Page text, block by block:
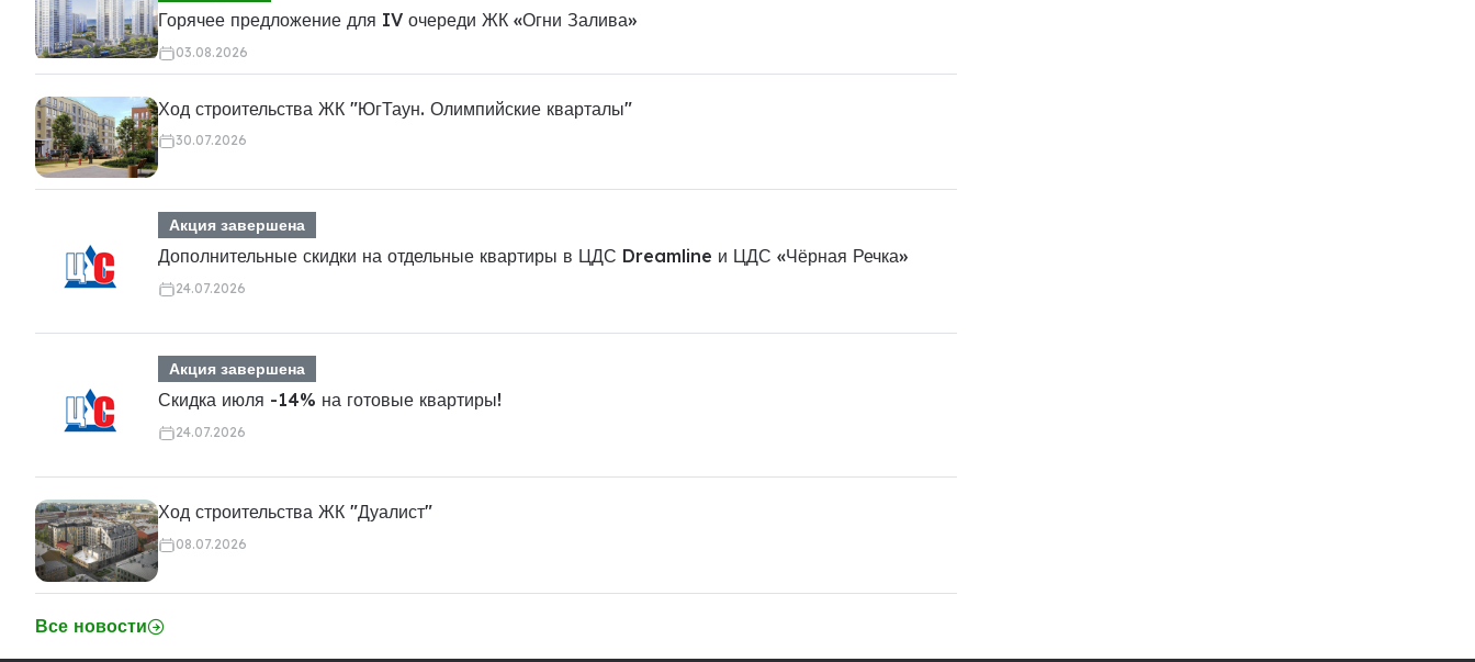
Горячее предложение для IV очереди ЖК «Огни Залива»
03.08.2026
Ход строительства ЖК "ЮгТаун. Олимпийские кварталы"
30.07.2026
Акция завершена
Дополнительные скидки на отдельные квартиры в ЦДС Dreamline и ЦДС «Чёрная Речка»
24.07.2026
Акция завершена
Скидка июля -14% на готовые квартиры!
24.07.2026
Ход строительства ЖК "Дуалист"
08.07.2026
Все новости